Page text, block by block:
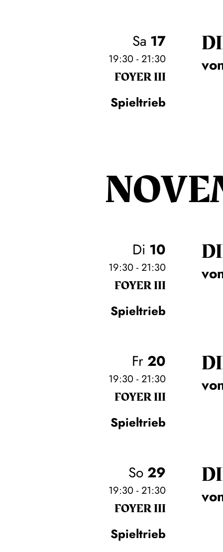
Sa 17
19:30 - 21:30
FOYER III
Spieltrieb
Di 10
19:30 - 21:30
FOYER III
Spieltrieb
Fr20
19:30 - 21:30
FOYER III
Spieltrieb
So29
19:30 - 21:30
FOYER III
Spieltrieb